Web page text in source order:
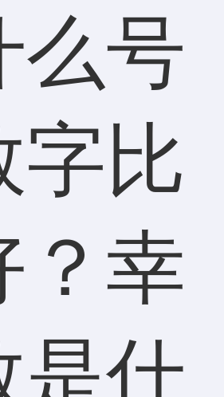
么号
字比
？幸
是什